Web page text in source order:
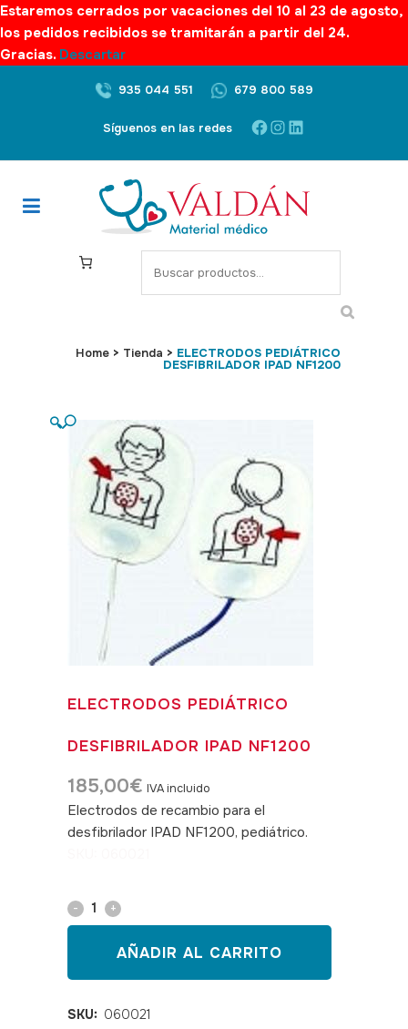
Estaremos cerrados por vacaciones del 10 al 23 de agosto,
los pedidos recibidos se tramitarán a partir del 24.
Gracias. Descartar
935 044 551 679 800 589
Síguenos en las redes Facebook
Instagram
LinkedIn
S
e
c
h
Home > Tienda > ELECTRODOS PEDIÁTRICO
DESFIBRILADOR IPAD NF1200
🔍
ELECTRODOS PEDIÁTRICO
DESFIBRILADOR IPAD NF1200
185,00€ IVA incluido
Electrodos de recambio para el
desfibrilador IPAD NF1200, pediátrico.
ELECTRODOS
PEDIÁTRICO
DESFIBRILADOR
IPAD
AÑADIR AL CARRITO
SKU: 060021